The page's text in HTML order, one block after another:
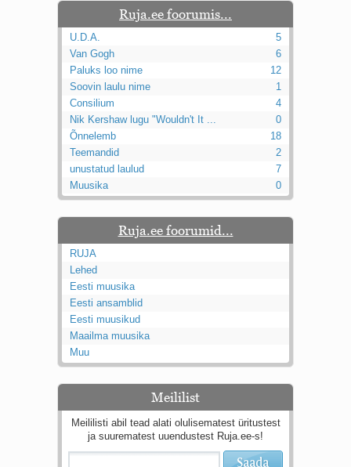
Ruja.ee foorumis...
U.D.A.
5
Van Gogh
6
Paluks loo nime
12
Soovin laulu nime
1
Consilium
4
Nik Kershaw lugu "Wouldn't It ...
0
Õnnelemb
18
Teemandid
2
unustatud laulud
7
Muusika
0
Ruja.ee foorumid...
RUJA
Lehed
Eesti muusika
Eesti ansamblid
Eesti muusikud
Maailma muusika
Muu
Meililist
Meililisti abil tead alati olulisematest üritustest
ja suurematest uuendustest Ruja.ee-s!